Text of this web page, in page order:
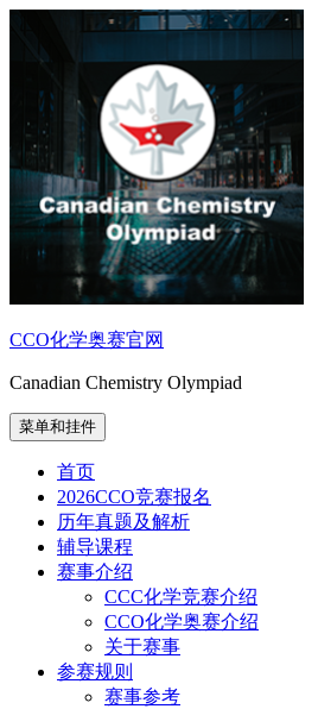
CCO化学奥赛官网
Canadian Chemistry Olympiad
菜单和挂件
首页
2026CCO竞赛报名
历年真题及解析
辅导课程
赛事介绍
CCC化学竞赛介绍
CCO化学奥赛介绍
关于赛事
参赛规则
赛事参考